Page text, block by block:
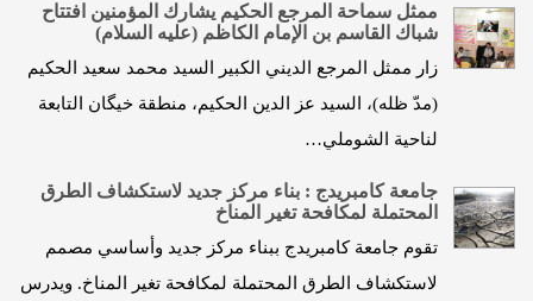
ممثل سماحة المرجع الحكيم يشارك المؤمنين افتتاح
شباك القاسم بن الإمام الكاظم (عليه السلام)
زار ممثل المرجع الديني الكبير السيد محمد سعيد الحكيم
(مدّ ظله)، السيد عز الدين الحكيم، منطقة خيگان التابعة
لناحية الشوملي…
جامعة كامبريدج : بناء مركز جديد لاستكشاف الطرق
المحتملة لمكافحة تغير المناخ
تقوم جامعة كامبريدج ببناء مركز جديد وأساسي مصمم
لاستكشاف الطرق المحتملة لمكافحة تغير المناخ. ويدرس